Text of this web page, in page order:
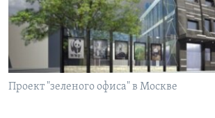
Learning English
СОЦИАЛЬНЫЕ СЕТИ
Проект "зеленого офиса" в Москве